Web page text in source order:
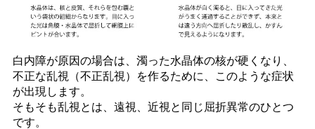
白内障が原因の場合は、濁った水晶体の核が硬くなり、
不正な乱視（不正乱視）を作るために、このような症状
が出現します。
そもそも乱視とは、遠視、近視と同じ屈折異常のひとつ
です。